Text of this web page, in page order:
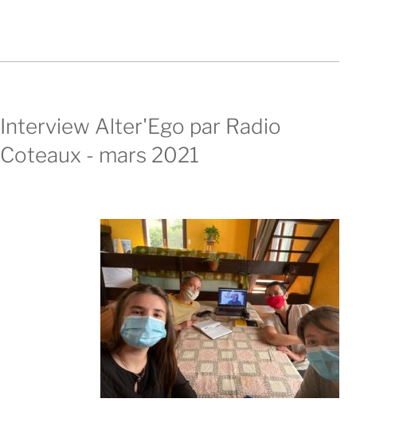
Interview Alter'Ego par Radio
Coteaux - mars 2021